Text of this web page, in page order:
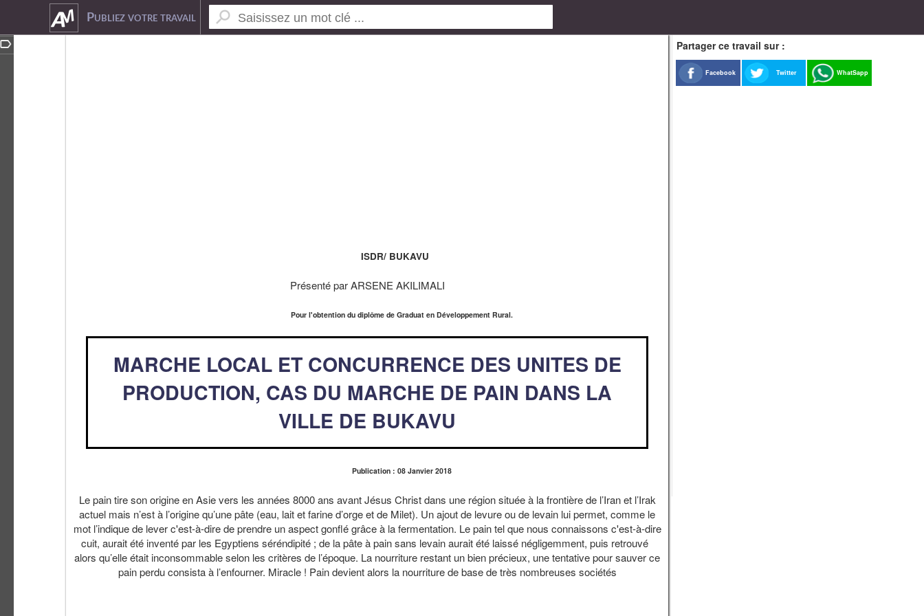
Publiez votre travail
ISDR/ BUKAVU
Présenté par ARSENE AKILIMALI
Pour l'obtention du diplôme de Graduat en Développement Rural.
MARCHE LOCAL ET CONCURRENCE DES UNITES DE
PRODUCTION, CAS DU MARCHE DE PAIN DANS LA
VILLE DE BUKAVU
Publication : 08 Janvier 2018
Le pain tire son origine en Asie vers les années 8000 ans avant Jésus Christ dans une région située à la frontière de l’Iran et l’Irak
actuel mais n’est à l’origine qu’une pâte (eau, lait et farine d’orge et de Milet). Un ajout de levure ou de levain lui permet, comme le
mot l’indique de lever c'est-à-dire de prendre un aspect gonflé grâce à la fermentation. Le pain tel que nous connaissons c'est-à-dire
cuit, aurait été inventé par les Egyptiens séréndipité ; de la pâte à pain sans levain aurait été laissé négligemment, puis retrouvé
alors qu’elle était inconsommable selon les critères de l’époque. La nourriture restant un bien précieux, une tentative pour sauver ce
pain perdu consista à l’enfourner. Miracle ! Pain devient alors la nourriture de base de très nombreuses sociétés
Partager ce travail sur :
Facebook Twitter WhatSapp